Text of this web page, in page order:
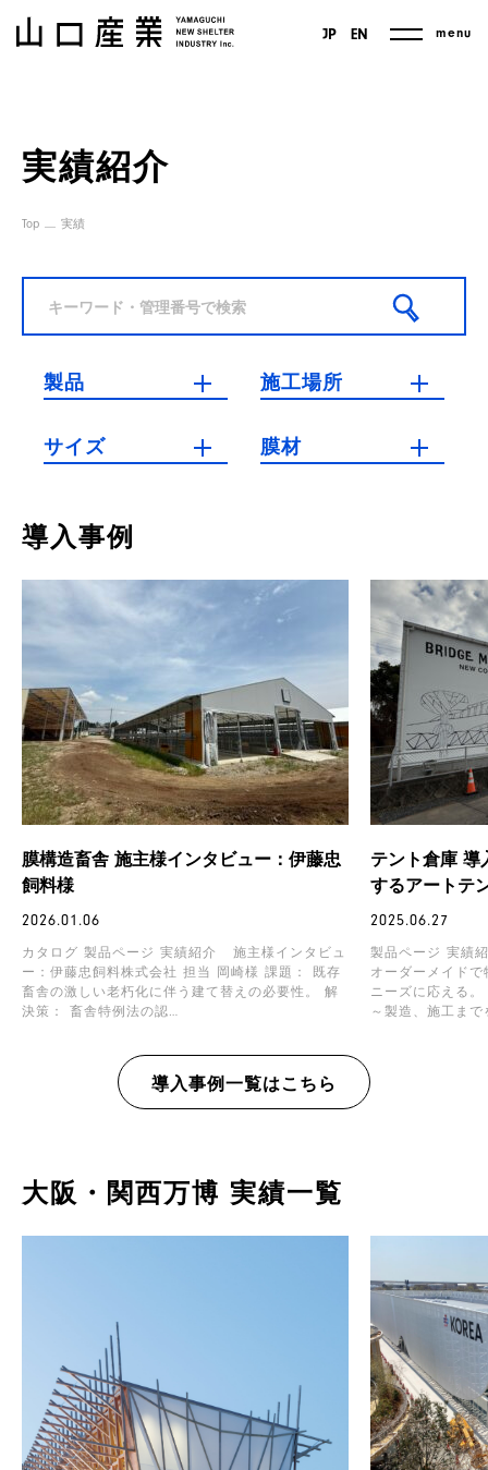
JP EN menu
実績紹介
Top 実績
製品 施工場所
サイズ 膜材
導入事例
膜構造畜舎 施主様インタビュー：伊藤忠
飼料様
2026.01.06
カタログ 製品ページ 実績紹介 施主様インタビュ
ー：伊藤忠飼料株式会社 担当 岡崎様 課題： 既存
畜舎の激しい老朽化に伴う建て替えの必要性。 解
決策： 畜舎特例法の認…
テント倉庫 導
するアートテ
2025.06.27
製品ページ 実績
オーダーメイド
ニーズに応える
～製造、施工ま
導入事例一覧はこちら
大阪・関西万博 実績一覧